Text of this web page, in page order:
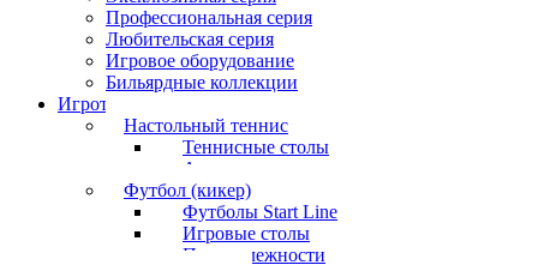
Профессиональная серия
Любительская серия
Игровое оборудование
Бильярдные коллекции
Игротека
Настольный теннис
Теннисные столы
Аксессуары
Футбол (кикер)
Футболы Start Line
Игровые столы
Принадлежности